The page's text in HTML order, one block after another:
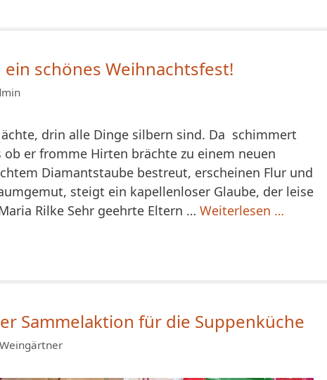
schönes Weihnachtsfest!
drin alle Dinge silbern sind. Da schimmert
er fromme Hirten brächte zu einem neuen
Diamantstaube bestreut, erscheinen Flur und
steigt ein kapellenloser Glaube, der leise
Rilke Sehr geehrte Eltern … Weiterlesen …
Sammelaktion für die Suppenküche